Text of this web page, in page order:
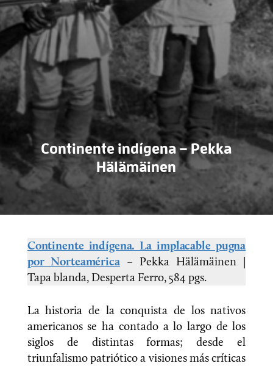
Continente indígena – Pekka
Hälämäinen
Continente indígena. La implacable pugna
por Norteamérica– Pekka Hälämäinen |
Tapa blanda, Desperta Ferro, 584 pgs.
La historia de la conquista de los nativos
americanos se ha contado a lo largo de los
siglos de distintas formas; desde el
triunfalismo patriótico a visiones más críticas